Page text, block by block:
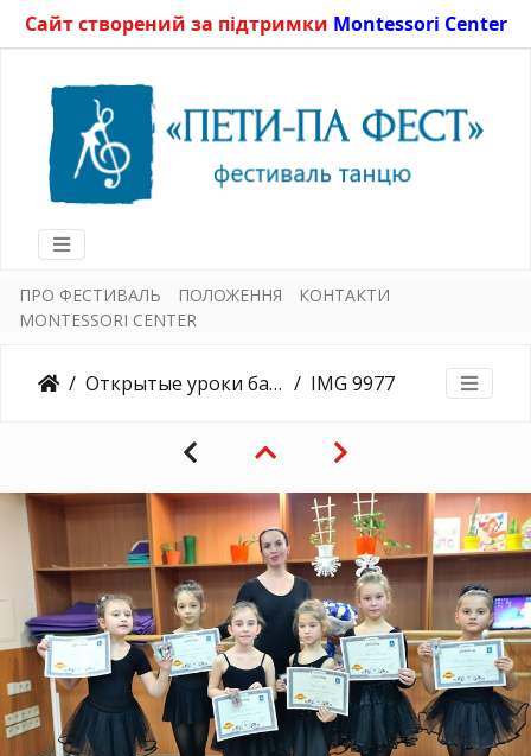
Сайт створений за підтримки Montessori Center
ПРО ФЕСТИВАЛЬ ПОЛОЖЕННЯ
КОНТАКТИ
MONTESSORI CENTER
Открытые уроки балета, старшая группа 16.12.2015 IMG 9977